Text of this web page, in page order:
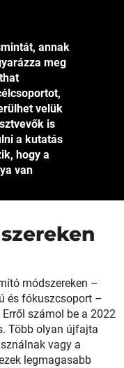
annak
meg
velük
is
a kutatás
hogy a
van
módszereken –
és fókuszcsoport –
számol be a 2022
Több olyan újfajta
vagy a
legmagasabb